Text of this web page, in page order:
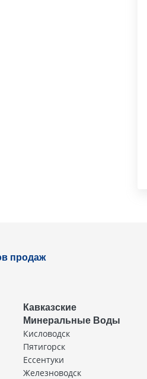
продаж
Кавказские
Минеральные Воды
Кисловодск
Пятигорск
Ессентуки
Железноводск